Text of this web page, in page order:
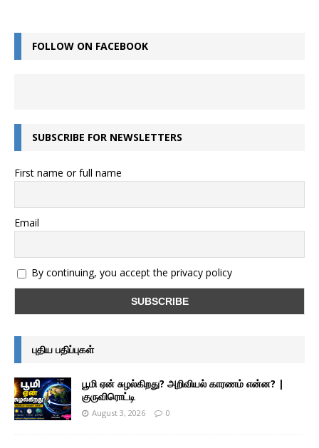
FOLLOW ON FACEBOOK
SUBSCRIBE FOR NEWSLETTERS
First name or full name
Email
By continuing, you accept the privacy policy
புதிய பதிப்புகள்
பூமி ஏன் சுழல்கிறது? அறிவியல் காரணம் என்ன? |
குருவிரொட்டி
August 3, 2026 0